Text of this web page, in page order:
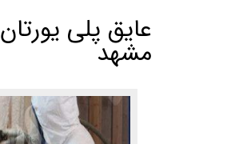
عایق پلی یورتان
مشهد